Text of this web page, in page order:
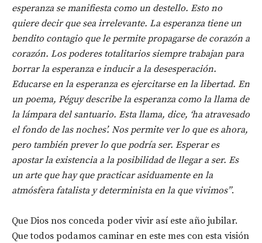
esperanza se manifiesta como un destello. Esto no
quiere decir que sea irrelevante. La esperanza tiene un
bendito contagio que le permite propagarse de corazón a
corazón. Los poderes totalitarios siempre trabajan para
borrar la esperanza e inducir a la desesperación.
Educarse en la esperanza es ejercitarse en la libertad. En
un poema, Péguy describe la esperanza como la llama de
la lámpara del santuario. Esta llama, dice, ‘ha atravesado
el fondo de las noches’. Nos permite ver lo que es ahora,
pero también prever lo que podría ser. Esperar es
apostar la existencia a la posibilidad de llegar a ser. Es
un arte que hay que practicar asiduamente en la
atmósfera fatalista y determinista en la que vivimos”.
Que Dios nos conceda poder vivir así este año jubilar.
Que todos podamos caminar en este mes con esta visión